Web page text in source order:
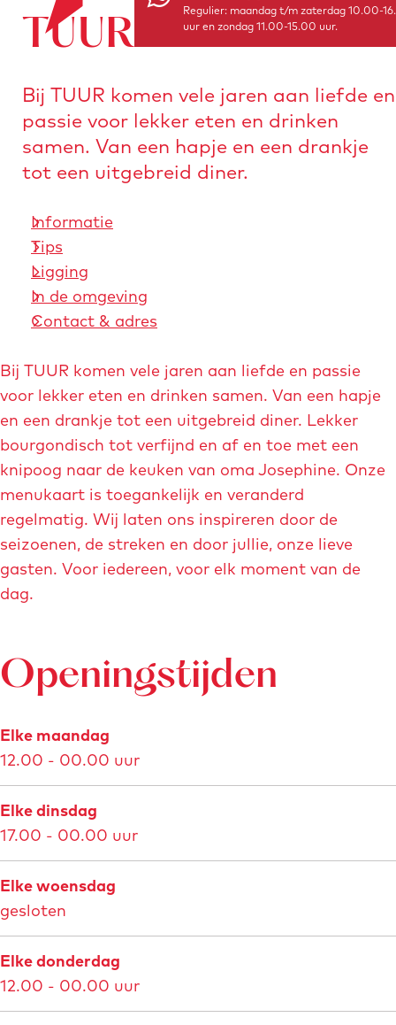
Regulier: maandag t/m zaterdag 10.00-
uur en zondag 11.00-15.00 uur.
a
a
TUUR
Bij TUUR komen vele jaren aan liefde en
passie voor lekker eten en drinken
samen. Van een hapje en een drankje
tot een uitgebreid diner.
o
r
t
u
r
e
Informatie
Tips
Ligging
In de omgeving
Contact & adres
Bij TUUR komen vele jaren aan liefde en passie
voor lekker eten en drinken samen. Van een hapje
en een drankje tot een uitgebreid diner. Lekker
bourgondisch tot verfijnd en af en toe met een
knipoog naar de keuken van oma Josephine. Onze
menukaart is toegankelijk en veranderd
regelmatig. Wij laten ons inspireren door de
seizoenen, de streken en door jullie, onze lieve
gasten. Voor iedereen, voor elk moment van de
dag.
Openingstijden
Elke maandag
12.00 - 00.00 uur
Elke dinsdag
17.00 - 00.00 uur
Elke woensdag
gesloten
Elke donderdag
12.00 - 00.00 uur